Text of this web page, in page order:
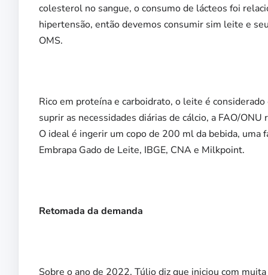
colesterol no sangue, o consumo de lácteos foi
hipertensão, então devemos consumir sim leite e
OMS.
Rico em proteína e carboidrato, o leite é
suprir as necessidades diárias de cálcio, a FAO/
O ideal é ingerir um copo de 200 ml da bebida, uma
Embrapa Gado de Leite, IBGE, CNA e Milkpoint.
Retomada da demanda
Sobre o ano de 2022, Túlio diz que iniciou com